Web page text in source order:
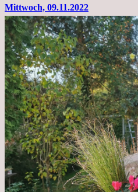
Mittwoch, 09.11.2022